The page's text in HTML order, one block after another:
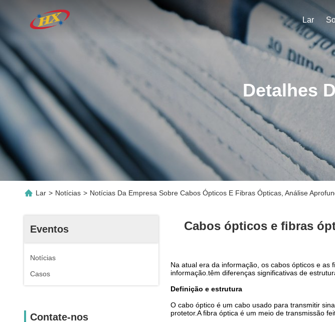
Lar
Detalhes
Lar > Notícias > Notícias Da Empresa Sobre Cabos Ópticos E Fibras Ópticas, Análise
Eventos
Notícias
Casos
Contate-nos
Cabos ópticos e fibras
Na atual era da informação, os cabos ópticos e
informação.têm diferenças significativas de
Definição e estrutura
O cabo óptico é um cabo usado para transmitir
protetor.A fibra óptica é um meio de transmissão